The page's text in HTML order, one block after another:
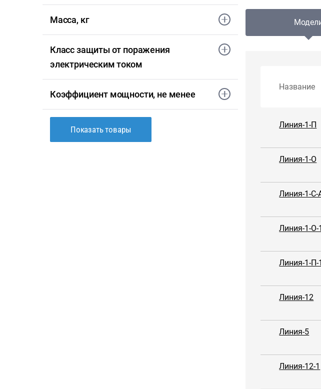
Масса, кг
Класс защиты от поражения
электрическим током
Коэффициент мощности, не менее
Показать товары
Название
Линия-1-П
Линия-1-О
Линия-1-
Линия-1-О-1
Линия-1-П-1
Линия-12
Линия-5
Линия-12-1